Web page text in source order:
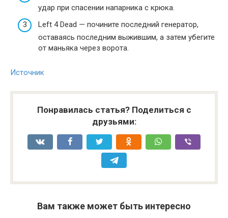
удар при спасении напарника с крюка.
Left 4 Dead — почините последний генератор,
оставаясь последним выжившим, а затем убегите
от маньяка через ворота.
Источник
Понравилась статья? Поделиться с
друзьями:
Вам также может быть интересно